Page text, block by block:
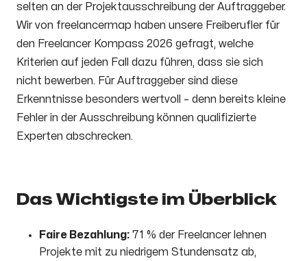
selten an der Projektausschreibung der Auftraggeber.
Wir von freelancermap haben unsere Freiberufler für
den Freelancer Kompass 2026 gefragt, welche
Kriterien auf jeden Fall dazu führen, dass sie sich
nicht bewerben. Für Auftraggeber sind diese
Erkenntnisse besonders wertvoll – denn bereits kleine
Fehler in der Ausschreibung können qualifizierte
Experten abschrecken.
Das Wichtigste im Überblick
Faire Bezahlung: 71 % der Freelancer lehnen
Projekte mit zu niedrigem Stundensatz ab,